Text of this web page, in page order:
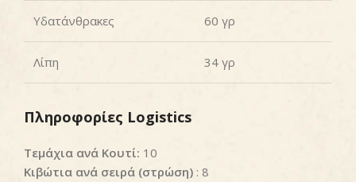
Υδατάνθρακες 60 γρ
Λίπη 34 γρ
Πληροφορίες Logistics
Τεμάχια ανά Κουτί: 10
Κιβώτια ανά σειρά (στρώση) : 8